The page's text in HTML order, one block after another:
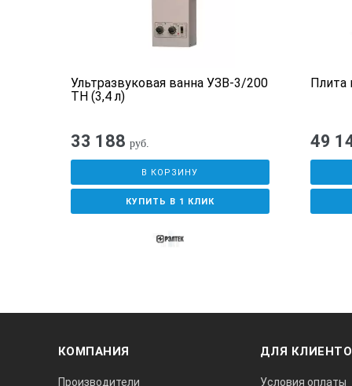
Производительность насоса
Давление насоса макс. (0 литр
Макс пропускная способность (0
макс. Ø зажимаемого предмета,
Ультразвуковая ванна УЗВ-3/200
ТН (3,4 л)
33 188 руб.
В КОРЗИНУ
КУПИТЬ В 1 КЛИК
Плита
49
КОМПАНИЯ
Производители
ДЛЯ
Условия оплаты